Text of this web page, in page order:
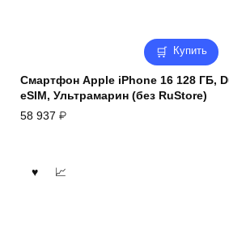
Купить
Смартфон Apple iPhone 16 128 ГБ,
eSIM, Ультрамарин (без RuStore)
58 937 ₽